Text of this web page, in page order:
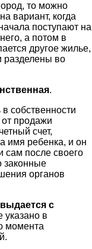
то можно
вариант, когда
поступают на
а потом в
другое жилье,
разделены во
.
собственности
продажи
счет,
имя ребенка, и он
сам после своего
законные
органов
с
указано в
момента